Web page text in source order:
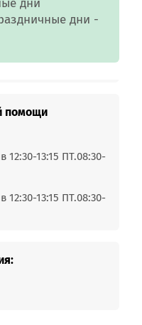
дни
дни -
помощи
12:30-13:15 ПТ.08:30-
12:30-13:15 ПТ.08:30-